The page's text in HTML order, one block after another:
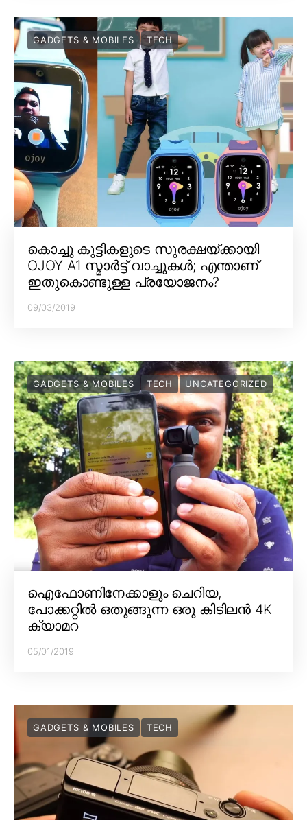
GADGETS & MOBILES TECH
കൊച്ചു കുട്ടികളുടെ സുരക്ഷയ്ക്കായി
OJOY A1 സ്മാർട്ട് വാച്ചുകൾ; എന്താണ്
ഇതുകൊണ്ടുള്ള പ്രയോജനം?
09/03/2019
GADGETS & MOBILES TECH UNCATEGORIZED
ഐഫോണിനേക്കാളും ചെറിയ,
പോക്കറ്റിൽ ഒതുങ്ങുന്ന ഒരു കിടിലൻ 4K
ക്യാമറ
05/01/2019
GADGETS & MOBILES TECH